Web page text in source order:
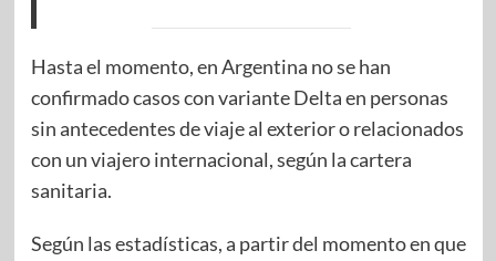
Hasta el momento, en Argentina no se han
confirmado casos con variante Delta en personas
sin antecedentes de viaje al exterior o relacionados
con un viajero internacional, según la cartera
sanitaria.
Según las estadísticas, a partir del momento en que